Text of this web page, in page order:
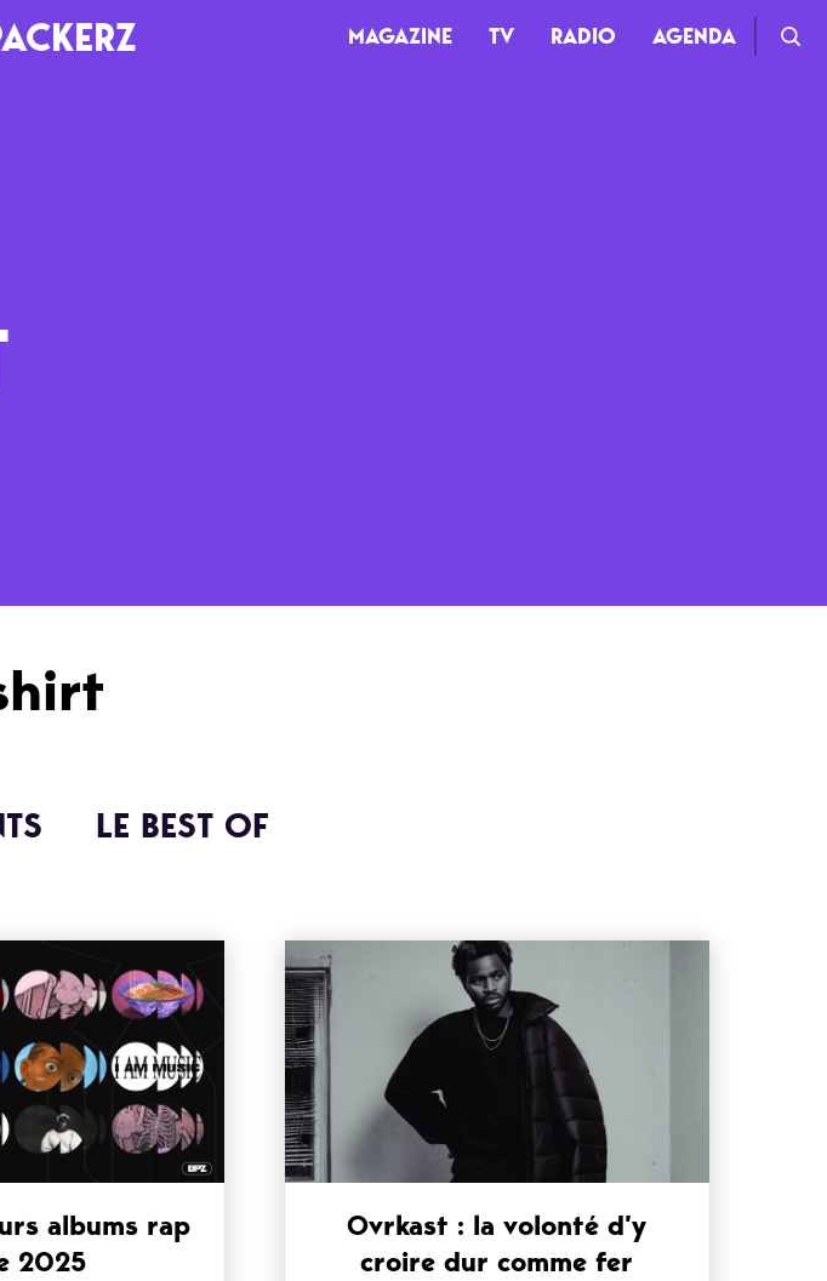
MAGAZINE TV RADIO AGENDA
LE BEST OF
albums rap
2025
Ovrkast : la volonté d’y
croire dur comme fer